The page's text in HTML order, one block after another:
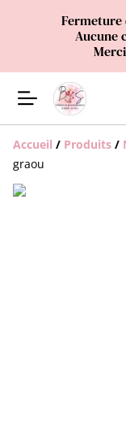
Fermeture
Aucune
Accueil / Produits /
graou